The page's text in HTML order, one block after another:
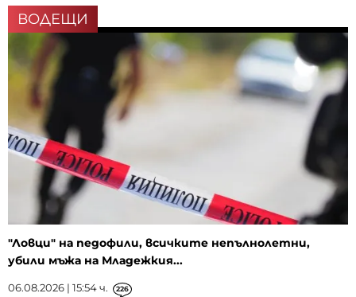
ВОДЕЩИ
"Ловци" на педофили, всичките непълнолетни,
убили мъжа на Младежкия...
06.08.2026 | 15:54 ч. 226